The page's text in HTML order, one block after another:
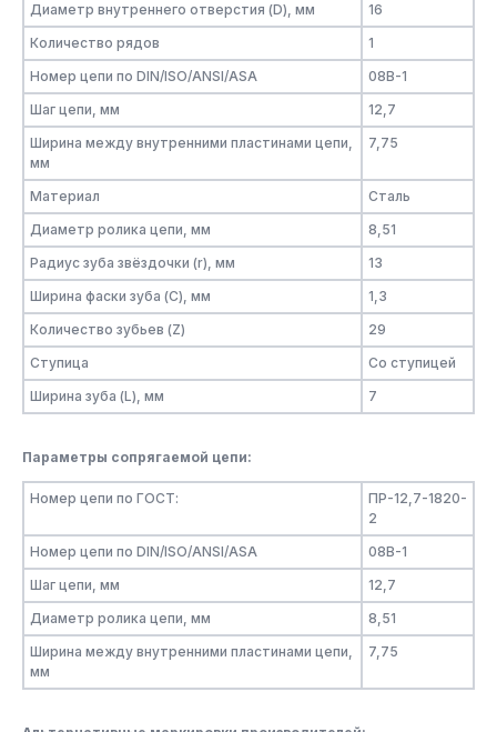
Диаметр внутреннего отверстия (D), мм
16
Количество рядов
1
Номер цепи по DIN/ISO/ANSI/ASA
08B-1
Шаг цепи, мм
12,7
Ширина между внутренними пластинами цепи,
мм
7,75
Материал
Сталь
Диаметр ролика цепи, мм
8,51
Радиус зуба звёздочки (r), мм
13
Ширина фаски зуба (C), мм
1,3
Количество зубьев (Z)
29
Ступица
Со ступицей
Ширина зуба (L), мм
7
Параметры сопрягаемой цепи:
Номер цепи по ГОСТ:
ПР-12,7-1820-
2
Номер цепи по DIN/ISO/ANSI/ASA
08B-1
Шаг цепи, мм
12,7
Диаметр ролика цепи, мм
8,51
Ширина между внутренними пластинами цепи,
мм
7,75